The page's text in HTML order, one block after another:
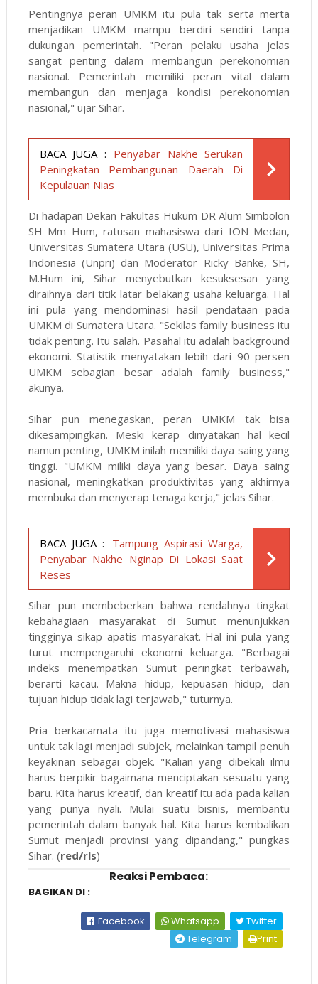
Pentingnya peran UMKM itu pula tak serta merta
menjadikan UMKM mampu berdiri sendiri tanpa
dukungan pemerintah. "Peran pelaku usaha jelas
sangat penting dalam membangun perekonomian
nasional. Pemerintah memiliki peran vital dalam
membangun dan menjaga kondisi perekonomian
nasional," ujar Sihar.
BACA JUGA : Penyabar Nakhe Serukan
Peningkatan Pembangunan Daerah Di
Kepulauan Nias
Di hadapan Dekan Fakultas Hukum DR Alum Simbolon
SH Mm Hum, ratusan mahasiswa dari ION Medan,
Universitas Sumatera Utara (USU), Universitas Prima
Indonesia (Unpri) dan Moderator Ricky Banke, SH,
M.Hum ini, Sihar menyebutkan kesuksesan yang
diraihnya dari titik latar belakang usaha keluarga. Hal
ini pula yang mendominasi hasil pendataan pada
UMKM di Sumatera Utara. "Sekilas family business itu
tidak penting. Itu salah. Pasahal itu adalah background
ekonomi. Statistik menyatakan lebih dari 90 persen
UMKM sebagian besar adalah family business,"
akunya.
Sihar pun menegaskan, peran UMKM tak bisa
dikesampingkan. Meski kerap dinyatakan hal kecil
namun penting, UMKM inilah memiliki daya saing yang
tinggi. "UMKM miliki daya yang besar. Daya saing
nasional, meningkatkan produktivitas yang akhirnya
membuka dan menyerap tenaga kerja," jelas Sihar.
BACA JUGA :
Tampung Aspirasi Warga,
Penyabar Nakhe Nginap Di Lokasi Saat
Reses
Sihar pun membeberkan bahwa rendahnya tingkat
kebahagiaan masyarakat di Sumut menunjukkan
tingginya sikap apatis masyarakat. Hal ini pula yang
turut mempengaruhi ekonomi keluarga. "Berbagai
indeks menempatkan Sumut peringkat terbawah,
berarti kacau. Makna hidup, kepuasan hidup, dan
tujuan hidup tidak lagi terjawab," tuturnya.
Pria berkacamata itu juga memotivasi mahasiswa
untuk tak lagi menjadi subjek, melainkan tampil penuh
keyakinan sebagai objek. "Kalian yang dibekali ilmu
harus berpikir bagaimana menciptakan sesuatu yang
baru. Kita harus kreatif, dan kreatif itu ada pada kalian
yang punya nyali. Mulai suatu bisnis, membantu
pemerintah dalam banyak hal. Kita harus kembalikan
Sumut menjadi provinsi yang dipandang," pungkas
Sihar. (red/rls)
Reaksi Pembaca:
BAGIKAN DI :
Facebook Whatsapp
Twitter
Telegram
Print